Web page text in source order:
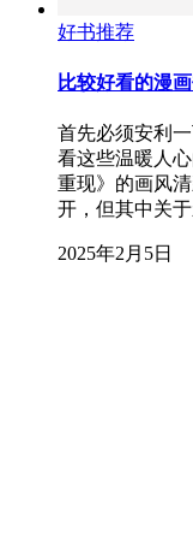
好书推荐
比较好看的漫
首先必须安利
看这些温暖人
重现》的画风
开，但其中关
2025年2月5日